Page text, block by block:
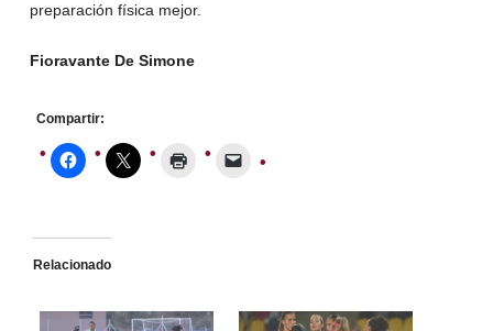
preparación física mejor.
Fioravante De Simone
Compartir:
Relacionado